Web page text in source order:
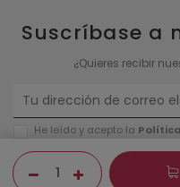
Suscríbase a
¿Quieres recibir
He leído y acepto la
100% PAGO SEGURO